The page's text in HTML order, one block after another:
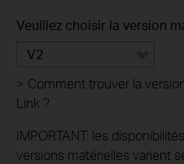
Veuillez choisir la version
V2
> Comment trouver la
Link ?
IMPORTANT: les
versions matérielles varient